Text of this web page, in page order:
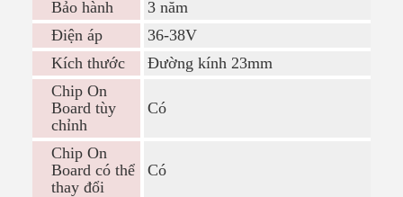
Bảo hành
3 năm
Điện áp
36-38V
Kích thước
Đường kính 23mm
Chip On
Board tùy
chỉnh
Có
Chip On
Board có thể
thay đổi
Có